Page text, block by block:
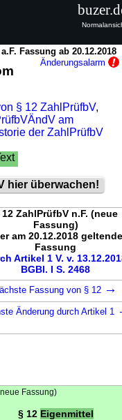
a.F. Fassung ab 20.12.2018
Änderungsalarm
§ 12 ZahlPrüfbV,
am
der ZahlPrüfbV
hier überwachen!
12 ZahlPrüfbV n.F. (neue
Fassung)
am 20.12.2018
Fassung
Artikel 1 V. v.
BGBl. I S. 2468
Fassung von § 12 →
Änderung durch Artikel 1
Fassung)
§ 12 Eigenmittel